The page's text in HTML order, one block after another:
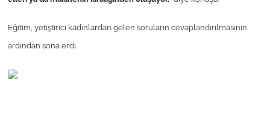
Eğitim, yetiştirici kadınlardan gelen soruların cevaplandırılmasının
ardından sona erdi.